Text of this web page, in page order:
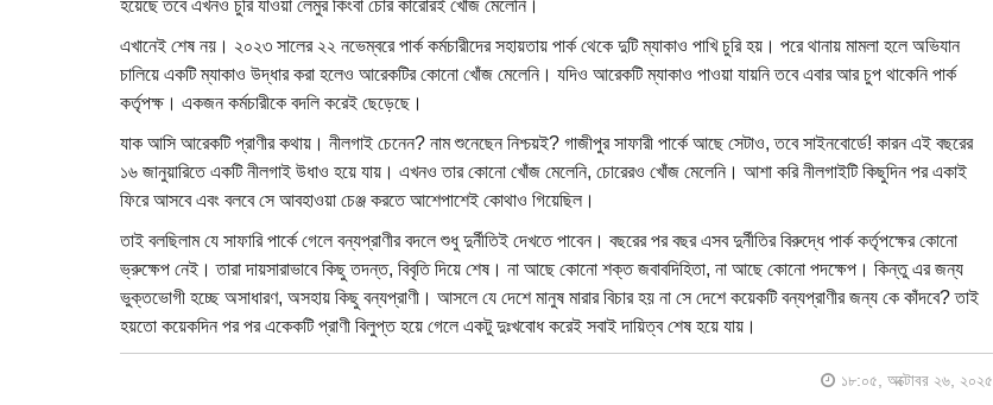
হয়েছে তবে এখনও চুরি যাওয়া লেমুর কিংবা চোর কারোরই খোঁজ মেলেনি।
এখানেই শেষ নয়। ২০২৩ সালের ২২ নভেম্বরে পার্ক কর্মচারীদের সহায়তায় পার্ক থেকে দুটি ম্যাকাও পাখি চুরি হয়। পরে থানায় মামলা হলে অভিযান
চালিয়ে একটি ম্যাকাও উদ্ধার করা হলেও আরেকটির কোনো খোঁজ মেলেনি। যদিও আরেকটি ম্যাকাও পাওয়া যায়নি তবে এবার আর চুপ থাকেনি পার্ক
কর্তৃপক্ষ। একজন কর্মচারীকে বদলি করেই ছেড়েছে।
যাক আসি আরেকটি প্রাণীর কথায়। নীলগাই চেনেন? নাম শুনেছেন নিশ্চয়ই? গাজীপুর সাফারী পার্কে আছে সেটাও, তবে সাইনবোর্ডে! কারন এই বছরের
১৬ জানুয়ারিতে একটি নীলগাই উধাও হয়ে যায়। এখনও তার কোনো খোঁজ মেলেনি, চোরেরও খোঁজ মেলেনি। আশা করি নীলগাইটি কিছুদিন পর একাই
ফিরে আসবে এবং বলবে সে আবহাওয়া চেঞ্জ করতে আশেপাশেই কোথাও গিয়েছিল।
তাই বলছিলাম যে সাফারি পার্কে গেলে বন্যপ্রাণীর বদলে শুধু দুর্নীতিই দেখতে পাবেন। বছরের পর বছর এসব দুর্নীতির বিরুদ্ধে পার্ক কর্তৃপক্ষের কোনো
ভ্রুক্ষেপ নেই। তারা দায়সারাভাবে কিছু তদন্ত, বিবৃতি দিয়ে শেষ। না আছে কোনো শক্ত জবাবদিহিতা, না আছে কোনো পদক্ষেপ। কিন্তু এর জন্য
ভুক্তভোগী হচ্ছে অসাধারণ, অসহায় কিছু বন্যপ্রাণী। আসলে যে দেশে মানুষ মারার বিচার হয় না সে দেশে কয়েকটি বন্যপ্রাণীর জন্য কে কাঁদবে? তাই
হয়তো কয়েকদিন পর পর একেকটি প্রাণী বিলুপ্ত হয়ে গেলে একটু দুঃখবোধ করেই সবাই দায়িত্ব শেষ হয়ে যায়।
১৮:০৫, অক্টোবর ২৬, ২০২৫